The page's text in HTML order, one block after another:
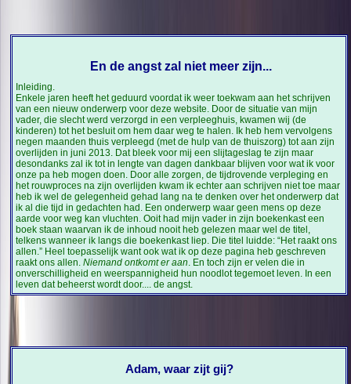
En de angst zal niet meer zijn...
Inleiding.
Enkele jaren heeft het geduurd voordat ik weer toekwam aan het schrijven
van een nieuw onderwerp voor deze website. Door de situatie van mijn
vader, die slecht werd verzorgd in een verpleeghuis, kwamen wij (de
kinderen) tot het besluit om hem daar weg te halen. Ik heb hem vervolgens
negen maanden thuis verpleegd (met de hulp van de thuiszorg) tot aan zijn
overlijden in juni 2013. Dat bleek voor mij een slijtageslag te zijn maar
desondanks zal ik tot in lengte van dagen dankbaar blijven voor wat ik voor
onze pa heb mogen doen. Door alle zorgen, de tijdrovende verpleging en
het rouwproces na zijn overlijden kwam ik echter aan schrijven niet toe maar
heb ik wel de gelegenheid gehad lang na te denken over het onderwerp dat
ik al die tijd in gedachten had. Een onderwerp waar geen mens op deze
aarde voor weg kan vluchten. Ooit had mijn vader in zijn boekenkast een
boek staan waarvan ik de inhoud nooit heb gelezen maar wel de titel,
telkens wanneer ik langs die boekenkast liep. Die titel luidde: “Het raakt ons
allen.” Heel toepasselijk want ook wat ik op deze pagina heb geschreven
raakt ons allen.Niemand ontkomt er aan. En toch zijn er velen die in
onverschilligheid en weerspannigheid hun noodlot tegemoet leven. In een
leven dat beheerst wordt door.... de angst.
Adam, waar zijt gij?